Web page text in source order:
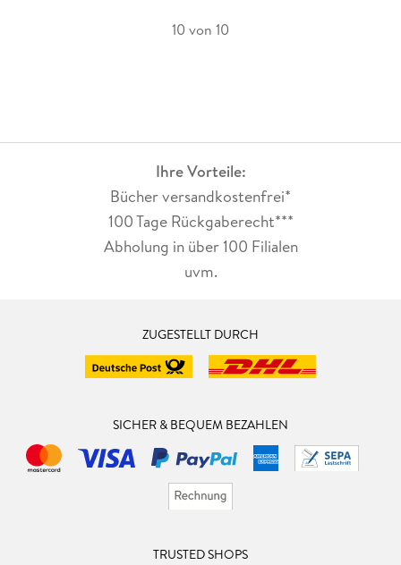
10 von 10
Ihre Vorteile:
Bücher versandkostenfrei*
100 Tage Rückgaberecht***
Abholung in über 100 Filialen
uvm.
ZUGESTELLT DURCH
SICHER & BEQUEM BEZAHLEN
TRUSTED SHOPS